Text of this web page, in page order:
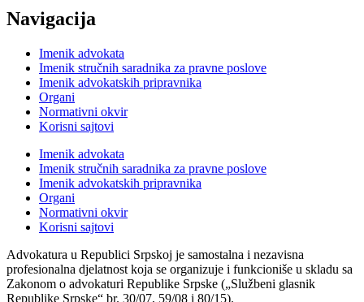
Navigacija
Imenik advokata
Imenik stručnih saradnika za pravne poslove
Imenik advokatskih pripravnika
Organi
Normativni okvir
Korisni sajtovi
Imenik advokata
Imenik stručnih saradnika za pravne poslove
Imenik advokatskih pripravnika
Organi
Normativni okvir
Korisni sajtovi
Advokatura u Republici Srpskoj je samostalna i nezavisna
profesionalna djelatnost koja se organizuje i funkcioniše u skladu sa
Zakonom o advokaturi Republike Srpske („Službeni glasnik
Republike Srpske“ br. 30/07, 59/08 i 80/15).